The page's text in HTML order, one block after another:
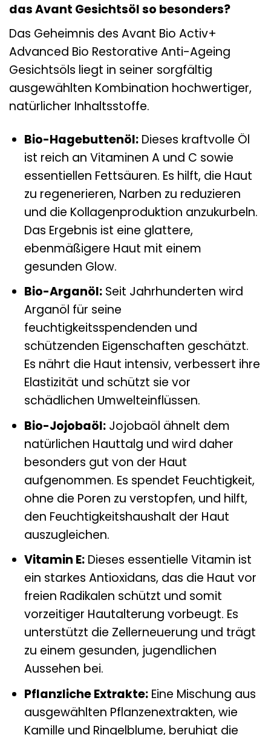
das Avant Gesichtsöl so besonders?
Das Geheimnis des Avant Bio Activ+
Advanced Bio Restorative Anti-Ageing
Gesichtsöls liegt in seiner sorgfältig
ausgewählten Kombination hochwertiger,
natürlicher Inhaltsstoffe.
Bio-Hagebuttenöl:Dieses kraftvolle Öl
ist reich an Vitaminen A und C sowie
essentiellen Fettsäuren. Es hilft, die Haut
zu regenerieren, Narben zu reduzieren
und die Kollagenproduktion anzukurbeln.
Das Ergebnis ist eine glattere,
ebenmäßigere Haut mit einem
gesunden Glow.
Bio-Arganöl:Seit Jahrhunderten wird
Arganöl für seine
feuchtigkeitsspendenden und
schützenden Eigenschaften geschätzt.
Es nährt die Haut intensiv, verbessert ihre
Elastizität und schützt sie vor
schädlichen Umwelteinflüssen.
Bio-Jojobaöl:Jojobaöl ähnelt dem
natürlichen Hauttalg und wird daher
besonders gut von der Haut
aufgenommen. Es spendet Feuchtigkeit,
ohne die Poren zu verstopfen, und hilft,
den Feuchtigkeitshaushalt der Haut
auszugleichen.
Vitamin E:Dieses essentielle Vitamin ist
ein starkes Antioxidans, das die Haut vor
freien Radikalen schützt und somit
vorzeitiger Hautalterung vorbeugt. Es
unterstützt die Zellerneuerung und trägt
zu einem gesunden, jugendlichen
Aussehen bei.
Pflanzliche Extrakte:Eine Mischung aus
ausgewählten Pflanzenextrakten, wie
Kamille und Ringelblume, beruhigt die